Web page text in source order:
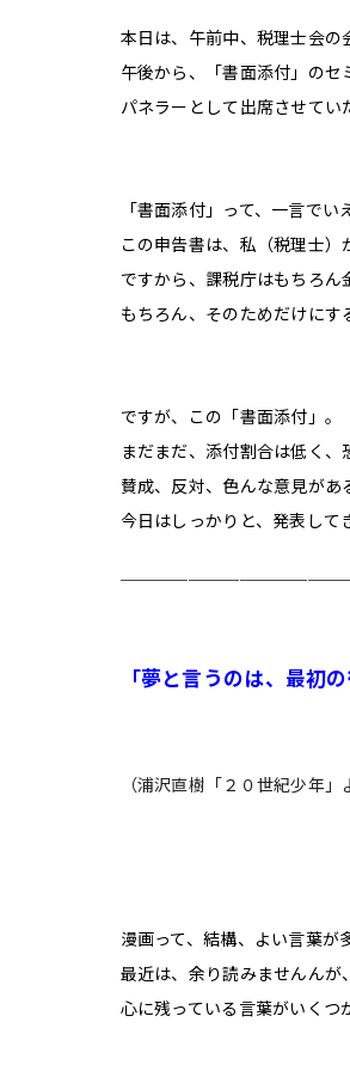
本日は、午前中、税理士会の
午後から、「書面添付」のセ
パネラーとして出席させてい
「書面添付」って、一言でい
この申告書は、私（税理士）
ですから、課税庁はもちろん
もちろん、そのためだけにす
ですが、この「書面添付」。
まだまだ、添付割合は低く、
賛成、反対、色んな意見があ
今日はしっかりと、発表して
「夢と言うのは、最初
（浦沢直樹「２０世紀少年」
漫画って、結構、よい言葉が
最近は、余り読みませんんが、
心に残っている言葉がいくつ